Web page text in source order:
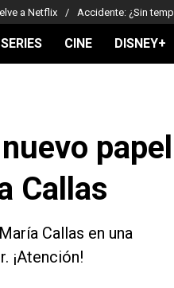
a Netflix Accidente: ¿Sin
SERIES CINE DISNEY+
papel
Callas
Callas en una
¡Atención!